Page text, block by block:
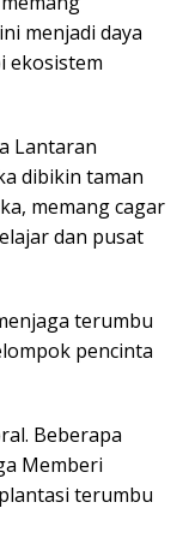
menjadi daya
ekosistem
Lantaran
dibikin taman
memang cagar
dan pusat
terumbu
pencinta
Beberapa
Memberi
terumbu